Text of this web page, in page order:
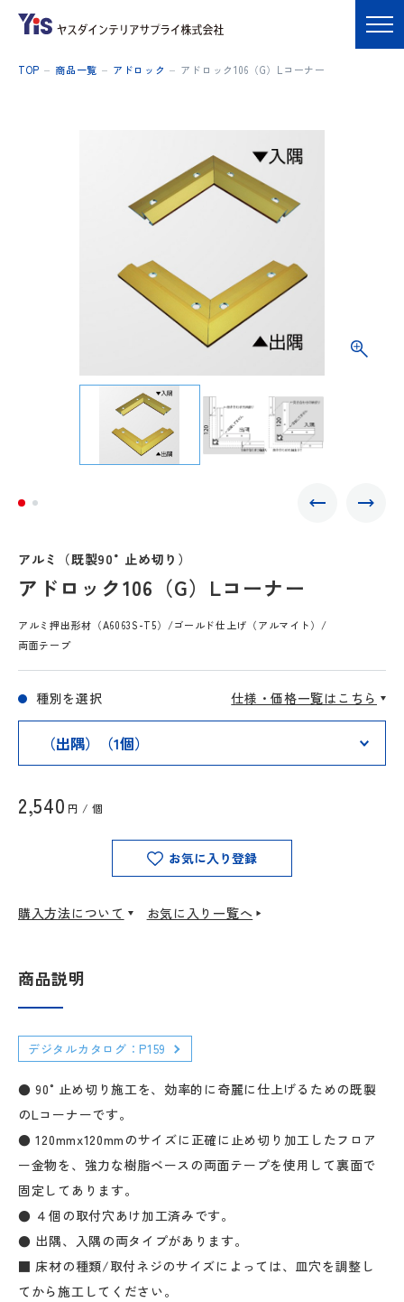
TOP 商品一覧 アドロック アドロック106（G）Lコーナー
アルミ（既製90°止め切り）
アドロック106（G）Lコーナー
アルミ押出形材（A6063S-T5）/ゴールド仕上げ（アルマイト）/
両面テープ
仕様・価格一覧はこちら
種別を選択
2,540 円 / 個
お気に入り登録
購入方法について お気に入り一覧へ
商品説明
デジタルカタログ：P159
● 90°止め切り施工を、効率的に奇麗に仕上げるための既製
のLコーナーです。
● 120mmx120mmのサイズに正確に止め切り加工したフロア
ー金物を、強力な樹脂ベースの両面テープを使用して裏面で
固定してあります。
● ４個の取付穴あけ加工済みです。
● 出隅、入隅の両タイプがあります。
■ 床材の種類/取付ネジのサイズによっては、皿穴を調整し
てから施工してください。